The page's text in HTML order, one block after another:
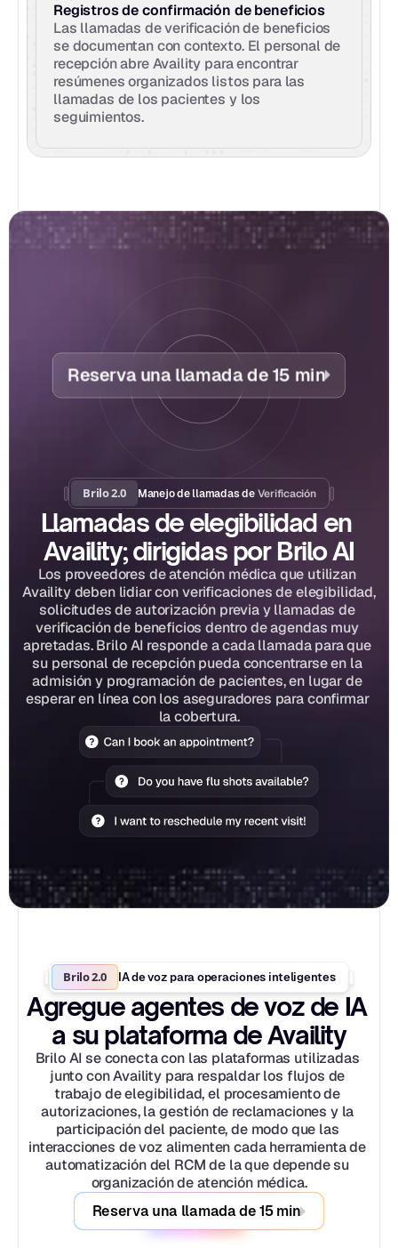
Registros de confirmación de beneficios
Las llamadas de verificación de beneficios
se documentan con contexto. El personal de
recepción abre Availity para encontrar
resúmenes organizados listos para las
llamadas de los pacientes y los
seguimientos.
Brilo 2.0 Manejo de llamadas de Verificación
Llamadas de elegibilidad en
Availity; dirigidas por Brilo AI
Los proveedores de atención médica que utilizan
Availity deben lidiar con verificaciones de elegibilidad,
solicitudes de autorización previa y llamadas de
verificación de beneficios dentro de agendas muy
apretadas. Brilo AI responde a cada llamada para que
su personal de recepción pueda concentrarse en la
admisión y programación de pacientes, en lugar de
esperar en línea con los aseguradores para confirmar
la cobertura.
Reserva una llamada de 15 min
Brilo 2.0 IA de voz para operaciones inteligentes
Agregue agentes de voz de IA
a su plataforma de Availity
Brilo AI se conecta con las plataformas utilizadas
junto con Availity para respaldar los flujos de
trabajo de elegibilidad, el procesamiento de
autorizaciones, la gestión de reclamaciones y la
participación del paciente, de modo que las
interacciones de voz alimenten cada herramienta de
automatización del RCM de la que depende su
organización de atención médica.
Reserva una llamada de 15 min